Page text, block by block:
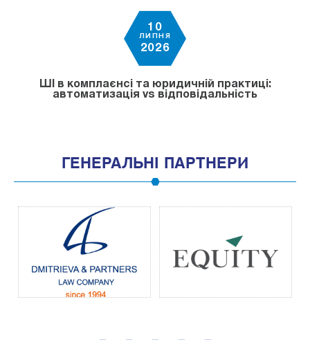
10
ЛИПНЯ
2026
ШІ в комплаєнсі та юридичній практиці:
автоматизація vs відповідальність
ГЕНЕРАЛЬНІ ПАРТНЕРИ